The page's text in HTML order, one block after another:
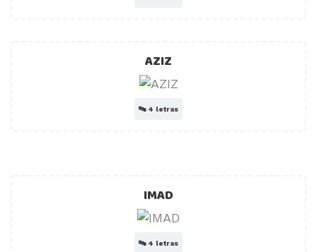
AZIZ
🔤 4 letras
IMAD
🔤 4 letras